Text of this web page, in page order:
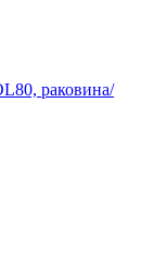
раковина/